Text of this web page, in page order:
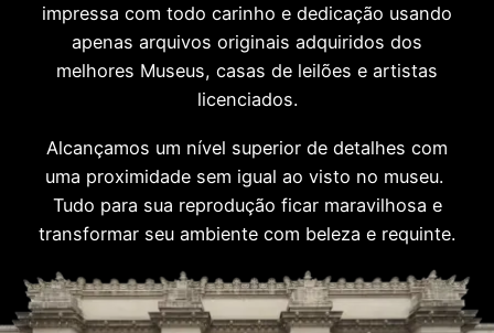
impressa com todo carinho e dedicação usando
apenas arquivos originais adquiridos dos
melhores Museus, casas de leilões e artistas
licenciados.
Alcançamos um nível superior de detalhes com
uma proximidade sem igual ao visto no museu.
Tudo para sua reprodução ficar maravilhosa e
transformar seu ambiente com beleza e requinte.